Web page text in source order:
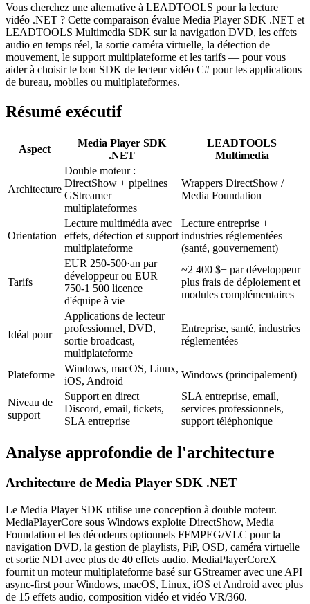
Vous cherchez une alternative à LEADTOOLS pour la lecture
vidéo .NET ? Cette comparaison évalue Media Player SDK .NET et
LEADTOOLS Multimedia SDK sur la navigation DVD, les effets
audio en temps réel, la sortie caméra virtuelle, la détection de
mouvement, le support multiplateforme et les tarifs — pour vous
aider à choisir le bon SDK de lecteur vidéo C# pour les applications
de bureau, mobiles ou multiplateformes.
Résumé exécutif
Aspect
Media Player SDK
.NET
LEADTOOLS
Multimedia
Architecture
Double moteur :
DirectShow + pipelines
GStreamer
multiplateformes
Wrappers DirectShow /
Media Foundation
Orientation
Lecture multimédia avec
effets, détection et support
multiplateforme
Lecture entreprise +
industries réglementées
(santé, gouvernement)
Tarifs
EUR 250-500·an par
développeur ou EUR
750-1 500 licence
d'équipe à vie
~2 400 $+ par développeur
plus frais de déploiement et
modules complémentaires
Idéal pour
Applications de lecteur
professionnel, DVD,
sortie broadcast,
multiplateforme
Entreprise, santé, industries
réglementées
Plateforme
Windows, macOS, Linux,
iOS, Android
Windows (principalement)
Niveau de
support
Support en direct
Discord, email, tickets,
SLA entreprise
SLA entreprise, email,
services professionnels,
support téléphonique
Analyse approfondie de l'architecture
Architecture de Media Player SDK .NET
Le Media Player SDK utilise une conception à double moteur.
MediaPlayerCore sous Windows exploite DirectShow, Media
Foundation et les décodeurs optionnels FFMPEG/VLC pour la
navigation DVD, la gestion de playlists, PiP, OSD, caméra virtuelle
et sortie NDI avec plus de 40 effets audio. MediaPlayerCoreX
fournit un moteur multiplateforme basé sur GStreamer avec une API
async-first pour Windows, macOS, Linux, iOS et Android avec plus
de 15 effets audio, composition vidéo et vidéo VR/360.